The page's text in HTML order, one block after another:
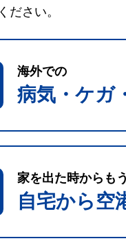
ださい。
海外での
病気・ケガ
家を出た時からも
自宅から空